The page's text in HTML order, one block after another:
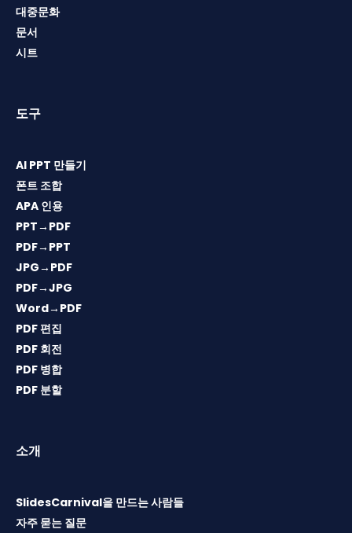
대중문화
문서
시트
도구
AI PPT 만들기
폰트 조합
APA 인용
PPT→PDF
PDF→PPT
JPG→PDF
PDF→JPG
Word→PDF
PDF 편집
PDF 회전
PDF 병합
PDF 분할
소개
SlidesCarnival을 만드는 사람들
자주 묻는 질문